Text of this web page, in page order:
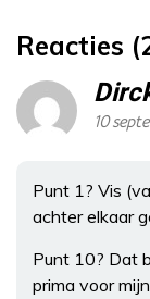
Reacties
10
Punt 1? Vis
achter elkaar
Punt 10? Dat
prima voor